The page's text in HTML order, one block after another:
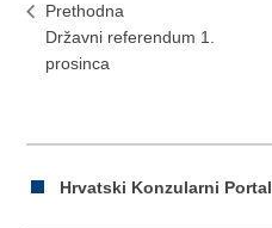
Prethodna
Državni referendum 1.
prosinca
Hrvatski Konzularni Portal